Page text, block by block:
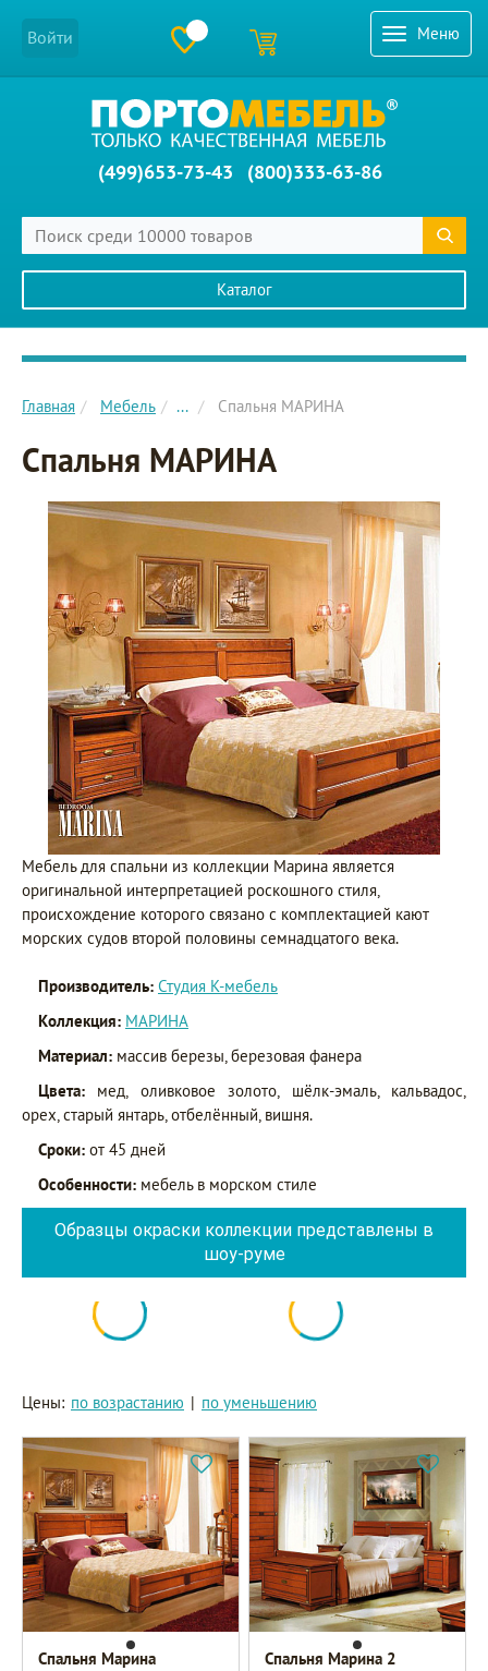
Меню
Войти
(499)653-73-43 (800)333-63-86
Каталог
Главное меню сайта
Главная Мебель ... Спальня МАРИНА
Спальня МАРИНА
Мебель для спальни из коллекции Марина является
оригинальной интерпретацией роскошного стиля,
происхождение которого связано с комплектацией кают
морских судов второй половины семнадцатого века.
Производитель: Студия К-мебель
Коллекция: МАРИНА
Материал: массив березы, березовая фанера
Цвета: мед, оливковое золото, шёлк-эмаль, кальвадос,
орех, старый янтарь, отбелённый, вишня.
Сроки: от 45 дней
Особенности: мебель в морском стиле
Образцы окраски коллекции представлены в
шоу-руме
Цены: по возрастанию | по уменьшению
Спальня Марина Спальня Марина 2